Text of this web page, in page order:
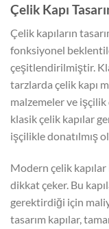
Çelik Kapı
Çelik kapıların
fonksiyonel
çeşitlendirilmiştir.
tarzlarda çelik kapı
malzemeler ve işçilik
klasik çelik kapılar
işçilikle donatılmış
Modern çelik kapılar
dikkat çeker. Bu
gerektirdiği için
tasarım kapılar,